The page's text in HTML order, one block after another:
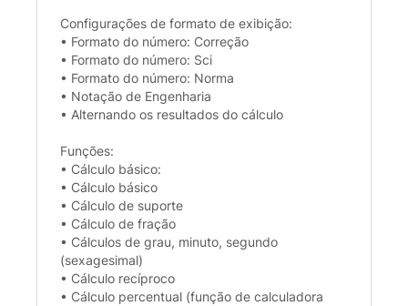
Configurações de formato de exibição:
• Formato do número: Correção
• Formato do número: Sci
• Formato do número: Norma
• Notação de Engenharia
• Alternando os resultados do cálculo
Funções:
• Cálculo básico:
• Cálculo básico
• Cálculo de suporte
• Cálculo de fração
• Cálculos de grau, minuto, segundo
(sexagesimal)
• Cálculo recíproco
• Cálculo percentual (função de calculadora